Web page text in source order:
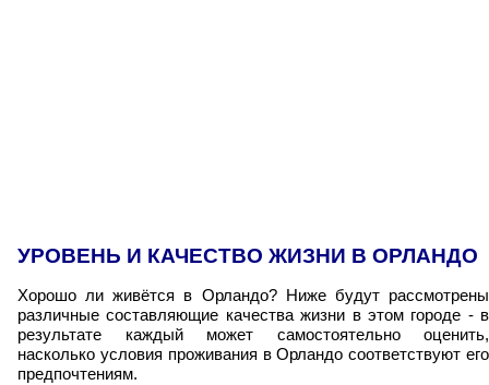
УРОВЕНЬ И КАЧЕСТВО ЖИЗНИ В ОРЛАНДО
Хорошо ли живётся в Орландо? Ниже будут рассмотрены
различные составляющие качества жизни в этом городе - в
результате каждый может самостоятельно оценить,
насколько условия проживания в Орландо соответствуют его
предпочтениям.